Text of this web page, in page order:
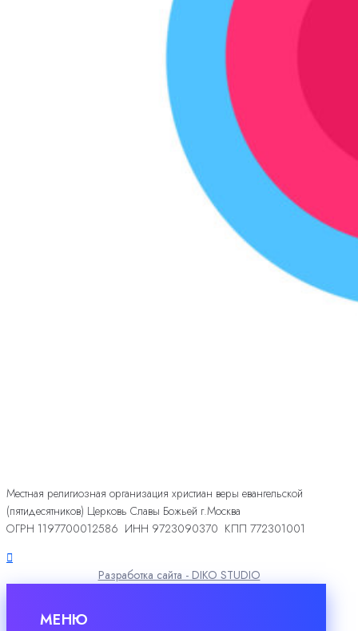
Местная религиозная организация христиан веры евангельской
(пятидесятников) Церковь Славы Божьей г.Москва
ОГРН 1197700012586 ИНН 9723090370 КПП 772301001
Разработка сайта - DIKO STUDIO
МЕНЮ